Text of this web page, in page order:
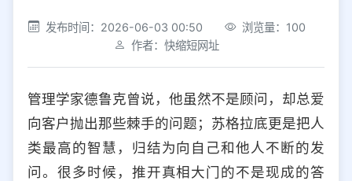
社交平台 电商平台
选择防红平台类型，避免链接被拦截
平台设置
iOS Android PC 其他
选择允许访问的平台类型
发布时间：2026-06-03 00:50
浏览量：100
作者：快缩短网址
管理学家德鲁克曾说，他虽然不是顾问，却总爱
向客户抛出那些棘手的问题；苏格拉底更是把人
类最高的智慧，归结为向自己和他人不断的发
问。很多时候，推开真相大门的不是现成的答